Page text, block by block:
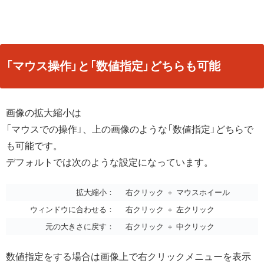
「マウス操作」と「数値指定」どちらも可能
画像の拡大縮小は
「マウスでの操作」、上の画像のような「数値指定」どちらで
も可能です。
デフォルトでは次のような設定になっています。
拡大縮小：
右クリック ＋ マウスホイール
ウィンドウに合わせる：
右クリック ＋ 左クリック
元の大きさに戻す：
右クリック ＋ 中クリック
数値指定をする場合は画像上で右クリックメニューを表示